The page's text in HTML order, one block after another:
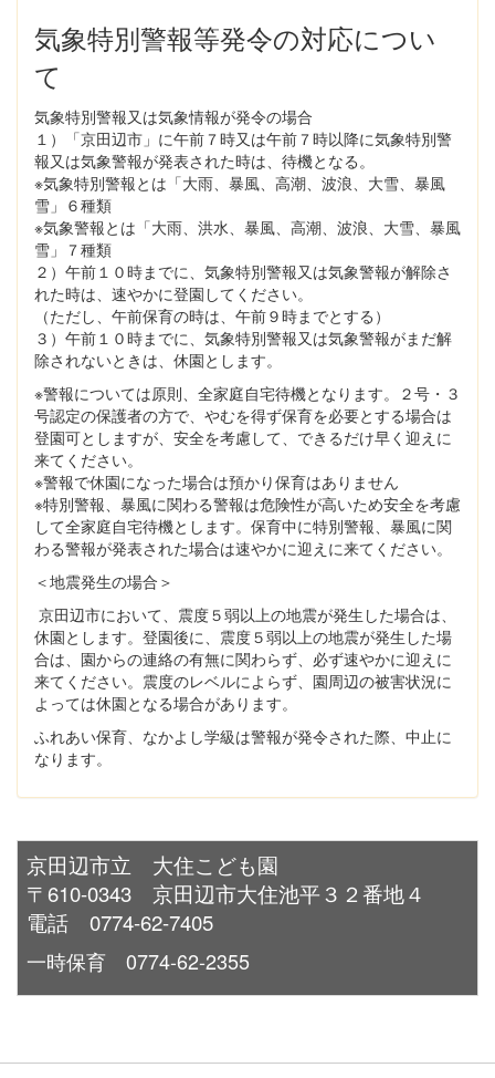
気象特別警報等発令の対応につい
て
気象特別警報又は気象情報が発令の場合
１）「京田辺市」に午前７時又は午前７時以降に気象特別警
報又は気象警報が発表された時は、待機となる。
※気象特別警報とは「大雨、暴風、高潮、波浪、大雪、暴風
雪」６種類
※気象警報とは「大雨、洪水、暴風、高潮、波浪、大雪、暴風
雪」７種類
２）午前１０時までに、気象特別警報又は気象警報が解除さ
れた時は、速やかに登園してください。
（ただし、午前保育の時は、午前９時までとする）
３）午前１０時までに、気象特別警報又は気象警報がまだ解
除されないときは、休園とします。
※警報については原則、全家庭自宅待機となります。２号・３
号認定の保護者の方で、やむを得ず保育を必要とする場合は
登園可としますが、安全を考慮して、できるだけ早く迎えに
来てください。
※警報で休園になった場合は預かり保育はありません
※特別警報、暴風に関わる警報は危険性が高いため安全を考慮
して全家庭自宅待機とします。保育中に特別警報、暴風に関
わる警報が発表された場合は速やかに迎えに来てください。
＜地震発生の場合＞
京田辺市において、震度５弱以上の地震が発生した場合は、
休園とします。登園後に、震度５弱以上の地震が発生した場
合は、園からの連絡の有無に関わらず、必ず速やかに迎えに
来てください。震度のレベルによらず、園周辺の被害状況に
よっては休園となる場合があります。
ふれあい保育、なかよし学級は警報が発令された際、中止に
なります。
京田辺市立 大住こども園
〒610-0343 京田辺市大住池平３２番地４
電話 0774-62-7405
一時保育 0774-62-2355